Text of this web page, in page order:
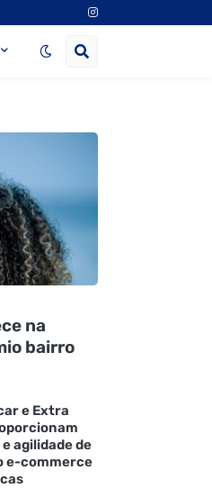
na
bairro
e Extra
agilidade de
e-commerce